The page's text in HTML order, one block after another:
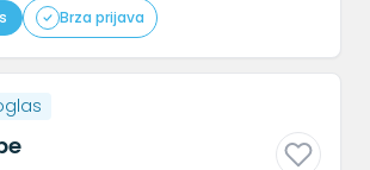
Brza prijava